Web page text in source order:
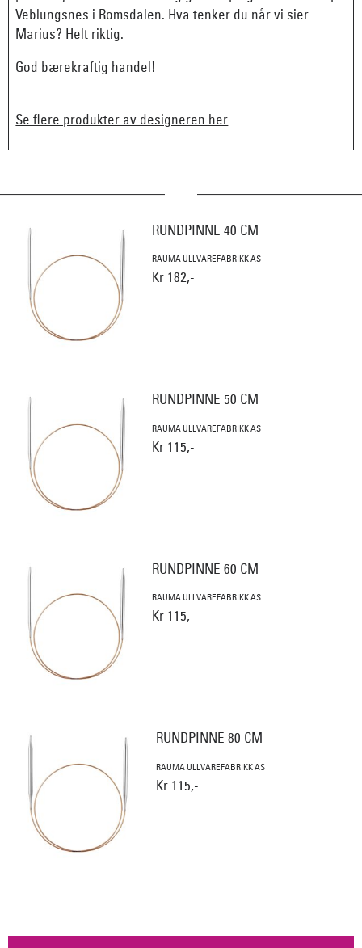
Veblungsnes i Romsdalen. Hva tenker du når vi sier
Marius? Helt riktig.
God bærekraftig handel!
Se flere produkter av designeren her
RUNDPINNE 40 CM
RAUMA ULLVAREFABRIKK AS
Kr 182,-
RUNDPINNE 50 CM
RAUMA ULLVAREFABRIKK AS
Kr 115,-
RUNDPINNE 60 CM
RAUMA ULLVAREFABRIKK AS
Kr 115,-
RUNDPINNE 80 CM
RAUMA ULLVAREFABRIKK AS
Kr 115,-